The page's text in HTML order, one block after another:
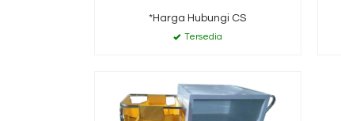
*Harga Hubungi CS
Tersedia